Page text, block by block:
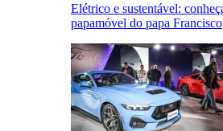
Elétrico e sustentável:
papamóvel do papa Francisco